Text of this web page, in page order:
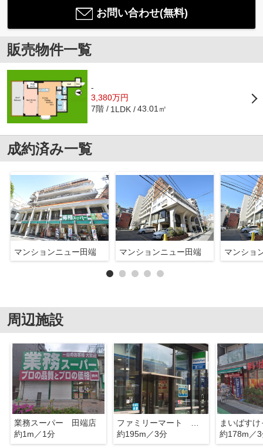
お問い合わせ(無料)
販売物件一覧
-
3,380万円
7階 1LDK 43.01㎡
成約済み一覧
マンションニュー田端 マンションニュー田端 マンショ
周辺施設
業務スーパー 田端店
約1m／1分
ファミリーマート 田端新町三丁目店
約195m／3分
約178m／